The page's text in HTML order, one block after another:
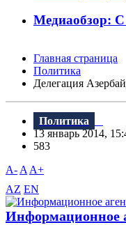
Медиаобзор: С
Главная страница
Политика
Делегация
Политика
13 январь 2014,
583
A- A A+
AZ EN
Информационное